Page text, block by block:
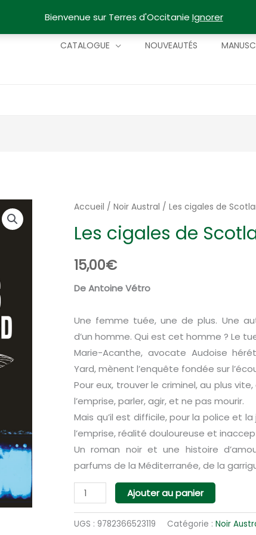
Bienvenue sur Terres d'Occitanie Ignorer
CATALOGUE NOUVEAUTÉS
Accueil /Noir Austral / Les cigales de
Les cigales de
15,00€
De Antoine Vétro
Une femme tuée, une de plus. Une
d’un homme. Qui est cet homme ? Le
Marie-Acanthe, avocate Audoise
Yard, mènent l’enquête fondée sur
Pour eux, trouver le criminel, au plus
l’emprise, parler, agir, et ne pas mourir.
Mais qu’il est difficile, pour la police et
l’emprise, réalité douloureuse et
Un roman noir et une histoire
parfums de la Méditerranée, de la
quantité
de
Les
Ajouter au panier
UGS :9782366523119 Catégorie :Noir